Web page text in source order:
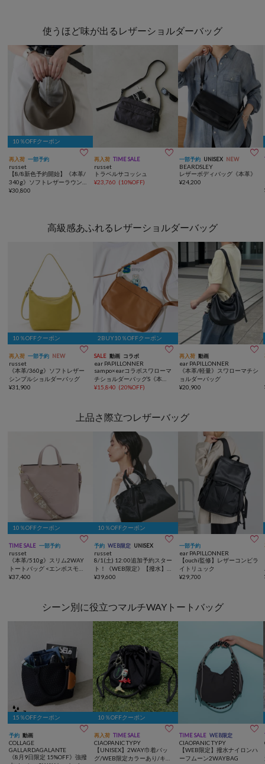
使うほど味が出るレザーショルダーバッグ
10％OFFクーポン
再入荷 一部予約 
russet
【8/8新色予約開始】《本革/
340g》ソフトレザーラウンド
ショルダーバッグ
¥30,800
再入荷 TIME SALE 
russet
トラベルサコッシュ
¥23,760 (10%OFF)
一部予約 UNISEX NEW 
BEARDSLEY
レザーボディバッグ《本革》
¥24,200
高級感あふれるレザーショルダーバッグ
10％OFFクーポン
再入荷 一部予約 NEW 
russet
《本革/360g》ソフトレザー
シンプルショルダーバッグ
¥31,900
2BUY10％OFFクーポン
SALE 動画 コラボ 
ear PAPILLONNER
sampo×earコラボスワローマ
チショルダーバッグS《本
革》
¥15,840 (20%OFF)
再入荷 動画 
ear PAPILLONNER
《本革/軽量》スワローマチシ
ョルダーバッグ
¥20,900
上品さ際立つレザーバッグ
10％OFFクーポン
TIME SALE 一部予約 
russet
《本革/510g》スリム2WAY
トートバッグ <エンボスモノ
グラム>
¥37,400
10％OFFクーポン
予約 WEB限定 UNISEX 
russet
8/1(土) 12:00追加予約スター
ト！《WEB限定》【撥水】ク
ラウズナイロン2WAYボスト
¥39,600
一部予約 
ear PAPILLONNER
【ouchi監修】レザーコンビラ
イトリュック
¥29,700
シーン別に役立つマルチWAYトートバッグ
15％OFFクーポン
予約 動画 
COLLAGE
GALLARDAGALANTE
《8月9日限定 15%OFF》強撥
10％OFFクーポン
再入荷 TIME SALE 
CIAOPANIC TYPY
【UNISEX】2WAY巾着バッ
グ/WEB限定カラーあり/キー
TIME SALE WEB限定 
CIAOPANIC TYPY
【WEB限定】撥水ナイロンハ
ーフムーン2WAYBAG